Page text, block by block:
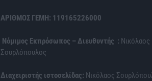
ΑΡΙΘΜΟΣ ΓΕΜΗ: 119165226000
Νόμιμος Εκπρόσωπος – Διευθυντής : Νικόλαος
Σουρλόπουλος
Διαχειριστής ιστοσελίδας: Νικόλαος